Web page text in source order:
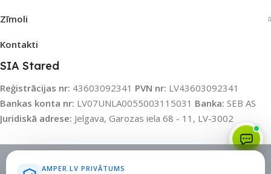
Zīmoli
Kontakti
SIA Stared
Reģistrācijas nr: 43603092341 PVN nr: LV43603092341
Bankas konta nr: LV07UNLA0055003115031 Banka: SEB AS
Juridiskā adrese: Jelgava, Garozas iela 68 - 11, LV-3002
AMPER.LV PRIVĀTUMS